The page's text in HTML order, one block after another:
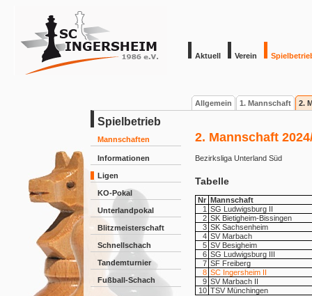
Aktuell Verein
Allgemein 1. Mannschaft 2.
Spielbetrieb
Mannschaften
Informationen
Ligen
KO-Pokal
Unterlandpokal
Blitzmeisterschaft
Schnellschach
Tandemturnier
Fußball-Schach
2. Mannschaft
Bezirksliga Unterland Süd
Tabelle
Nr Mannschaft
1 SG Ludwigsburg II
2 SK Bietigheim-Bissingen
3 SK Sachsenheim
4 SV Marbach
5 SV Besigheim
6 SG Ludwigsburg III
7 SF Freiberg
8 SC Ingersheim II
9 SV Marbach II
10 TSV Münchingen